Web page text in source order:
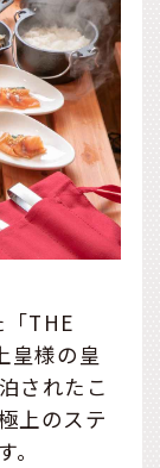
THE
皇様の皇
されたこ
上のステ